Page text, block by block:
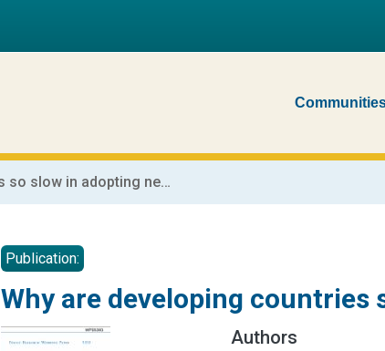
Why are developing countries so slow in adopting new technologies?
Publication:
Why are developing countries
Authors